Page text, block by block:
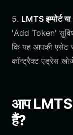
5. LMTS इम्पोर्ट
'Add Token'
कि यह आपकी एसेट
कॉन्ट्रैक्ट एड्रेस
आप LMTS
हैं?